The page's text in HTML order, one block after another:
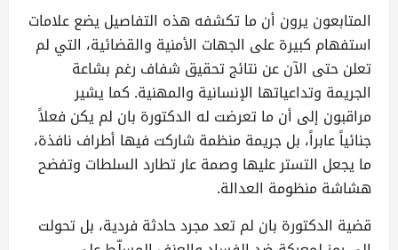
المتابعون يرون أن ما تكشفه هذه التفاصيل يضع علامات
استفهام كبيرة على الجهات الأمنية والقضائية، التي لم
تعلن حتى الآن عن نتائج تحقيق شفاف رغم بشاعة
الجريمة وتداعياتها الإنسانية والمهنية. كما يشير
مراقبون إلى أن ما تعرضت له الدكتورة بان لم يكن فعلاً
جنائياً عابراً، بل جريمة منظمة شاركت فيها أطراف نافذة،
ما يجعل التستر عليها وصمة عار تطارد السلطات وتفضح
هشاشة منظومة العدالة.
قضية الدكتورة بان لم تعد مجرد حادثة فردية، بل تحولت